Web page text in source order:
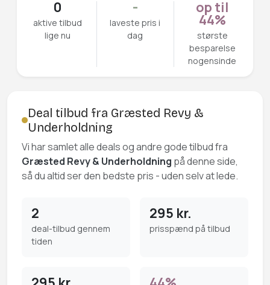
0
aktive tilbud
lige nu
-
laveste pris i
dag
op til
44%
største
besparelse
nogensinde
Deal tilbud fra Græsted Revy &
Underholdning
Vi har samlet alle deals og andre gode tilbud fra
Græsted Revy & Underholdning på denne side,
så du altid ser den bedste pris - uden selv at lede.
2
deal-tilbud gennem
tiden
295 kr.
prisspænd på tilbud